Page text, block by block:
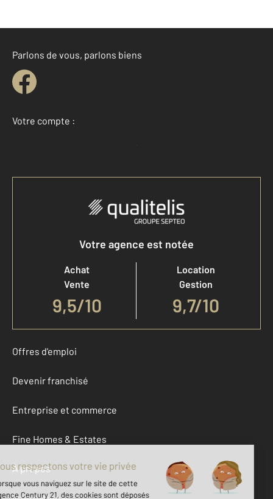
Parlons de vous, parlons biens
Votre compte :
Accéder à mon compte
Votre agence est notée
Achat
Vente
9,5/10
Location
Gestion
9,7/10
Offres d'emploi
Devenir franchisé
Entreprise et commerce
Fine Homes & Estates
À propos